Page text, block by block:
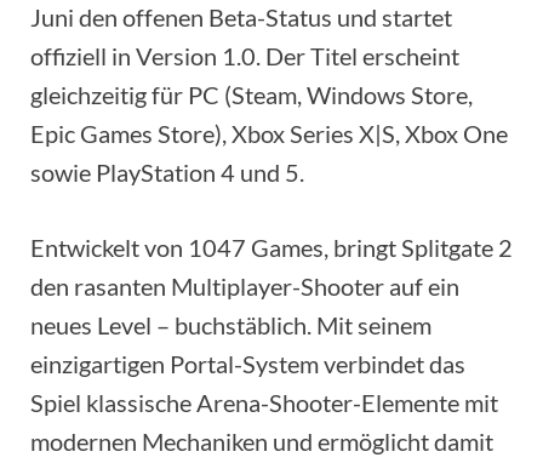
Juni den offenen Beta-Status und startet
offiziell in Version 1.0. Der Titel erscheint
gleichzeitig für PC (Steam, Windows Store,
Epic Games Store), Xbox Series X|S, Xbox One
sowie PlayStation 4 und 5.
Entwickelt von 1047 Games, bringt Splitgate 2
den rasanten Multiplayer-Shooter auf ein
neues Level – buchstäblich. Mit seinem
einzigartigen Portal-System verbindet das
Spiel klassische Arena-Shooter-Elemente mit
modernen Mechaniken und ermöglicht damit